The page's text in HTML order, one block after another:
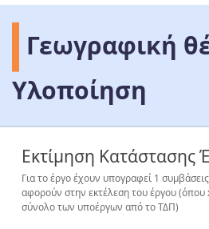
Γεωγραφική
Υλοποίηση
Εκτίμηση Κατάστασης
Για το έργο έχουν υπογραφεί 1
αφορούν στην εκτέλεση του έργου (όπου
σύνολο των υποέργων από το ΤΔΠ)